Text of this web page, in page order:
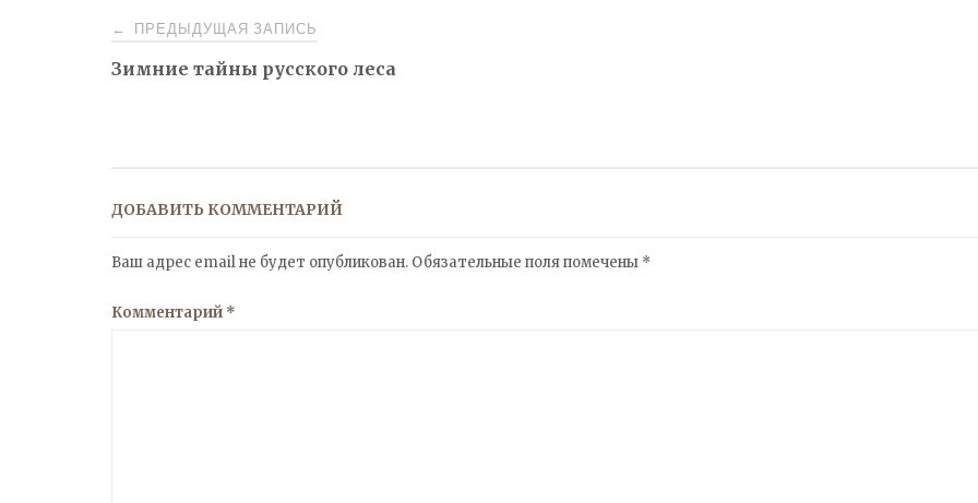
Навигация
по
← ПРЕДЫДУЩАЯ ЗАПИСЬ
Зимние тайны русского леса
ДОБАВИТЬ КОММЕНТАРИЙ
Ваш адрес email не будет опубликован. Обязательные поля помечены *
Комментарий *